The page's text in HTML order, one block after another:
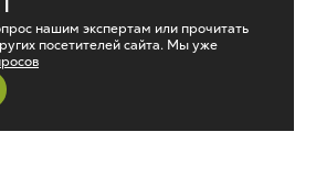
нашим экспертам или прочитать
посетителей сайта. Мы уже